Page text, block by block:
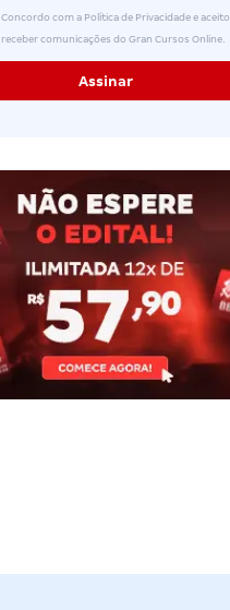
Concordo com a Política de Privacidade e aceito
receber comunicações do Gran Cursos Online.